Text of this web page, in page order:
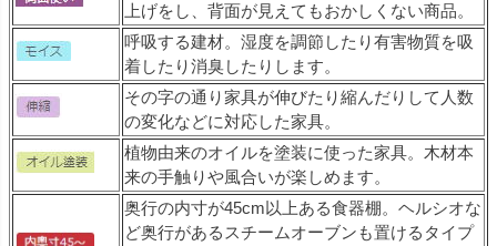
上げをし、背面が見えてもおかしくない商品。
呼吸する建材。湿度を調節したり有害物質を吸
着したり消臭したりします。
その字の通り家具が伸びたり縮んだりして人数
の変化などに対応した家具。
植物由来のオイルを塗装に使った家具。木材本
来の手触りや風合いが楽しめます。
奥行の内寸が45cm以上ある食器棚。ヘルシオな
ど奥行があるスチームオーブンも置けるタイプ